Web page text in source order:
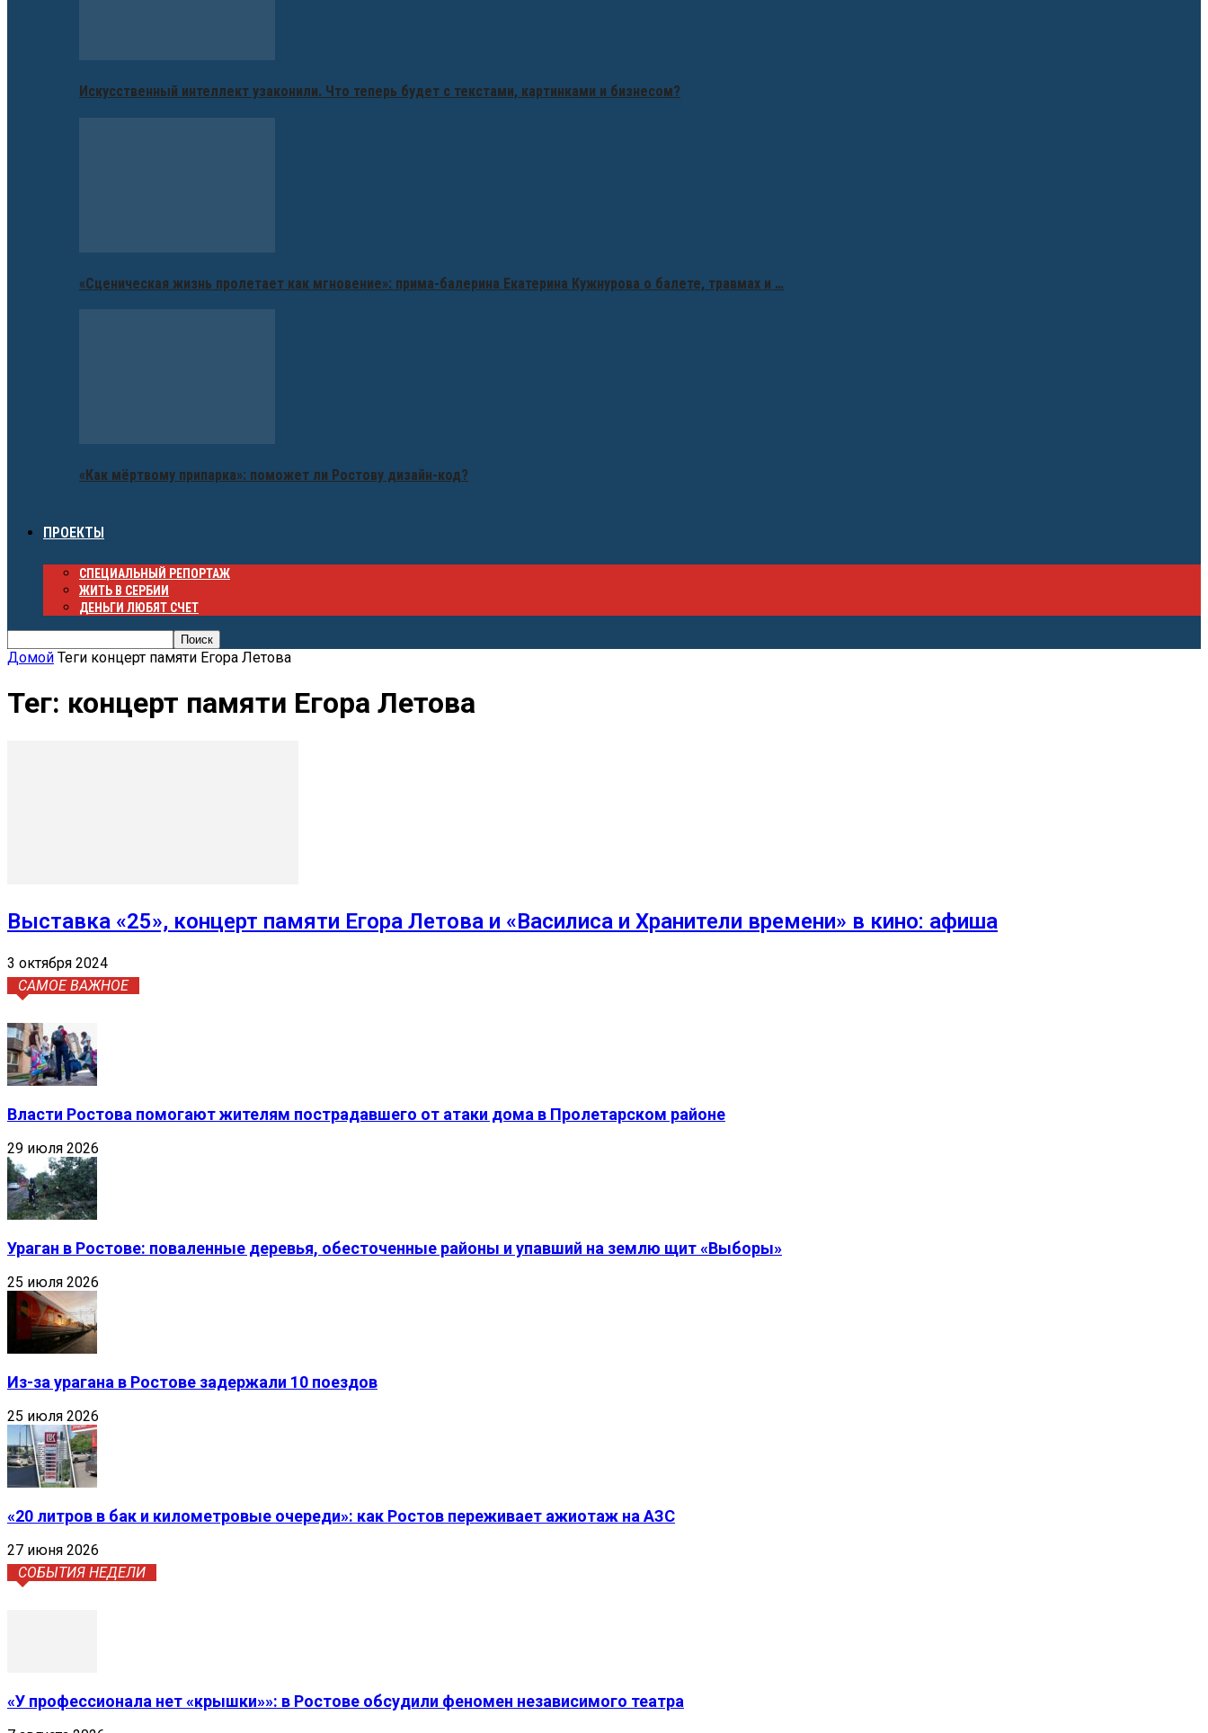
Искусственный интеллект узаконили. Что теперь будет с текстами, картинками и бизнесом?
«Сценическая жизнь пролетает как мгновение»: прима-балерина Екатерина Кужнурова о балете, травмах и …
«Как мёртвому припарка»: поможет ли Ростову дизайн-код?
ПРОЕКТЫ
СПЕЦИАЛЬНЫЙ РЕПОРТАЖ
ЖИТЬ В СЕРБИИ
ДЕНЬГИ ЛЮБЯТ СЧЕТ
Домой Теги концерт памяти Егора Летова
Тег: концерт памяти Егора Летова
Выставка «25», концерт памяти Егора Летова и «Василиса и Хранители времени» в кино: афиша
3 октября 2024
САМОЕ ВАЖНОЕ
Власти Ростова помогают жителям пострадавшего от атаки дома в Пролетарском районе
29 июля 2026
Ураган в Ростове: поваленные деревья, обесточенные районы и упавший на землю щит «Выборы»
25 июля 2026
Из-за урагана в Ростове задержали 10 поездов
25 июля 2026
«20 литров в бак и километровые очереди»: как Ростов переживает ажиотаж на АЗС
27 июня 2026
СОБЫТИЯ НЕДЕЛИ
«У профессионала нет «крышки»»: в Ростове обсудили феномен независимого театра